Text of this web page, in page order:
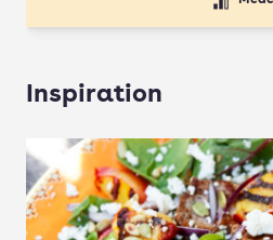
Inspiration